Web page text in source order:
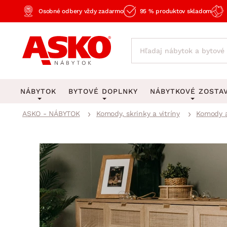
Osobné odbery vždy zadarmo 95 % produktov skladom
NÁBYTOK
Obývacia izba
Pracovňa a kancelária
BYTOVÉ DOPLNKY
Behúne a malé koberce
Detské koberce
Kúpeľňové predložky
Zobrazit vše
Stropné osvetlenie
Lustre a závesné
Stojacie lampy
Zobrazit vše
NÁBYTKOVÉ
Spálňové
Kancelárske
Kuchynské
Detské
Predsieňové
ASKO - NÁBYTOK Komody, skrinky a vitríny Komody